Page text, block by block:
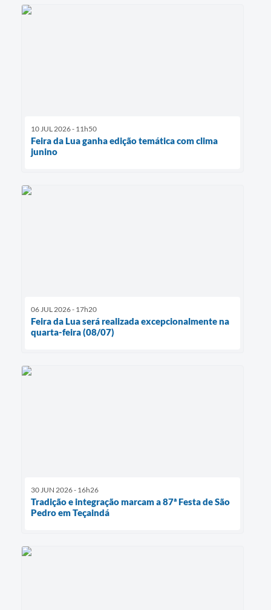
10 JUL 2026 - 11h50
Feira da Lua ganha edição temática com clima
junino
06 JUL 2026 - 17h20
Feira da Lua será realizada excepcionalmente na
quarta-feira (08/07)
30 JUN 2026 - 16h26
Tradição e integração marcam a 87ª Festa de São
Pedro em Teçaindá